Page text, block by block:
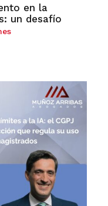
en la
un desafío